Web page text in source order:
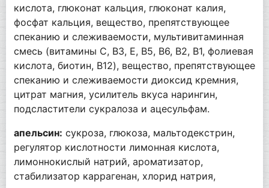
кислота, глюконат кальция, глюконат калия,
фосфат кальция, вещество, препятствующее
спеканию и слеживаемости, мультивитаминная
смесь (витамины C, B3, E, B5, B6, B2, B1, фолиевая
кислота, биотин, B12), вещество, препятствующее
спеканию и слеживаемости диоксид кремния,
цитрат магния, усилитель вкуса нарингин,
подсластители сукралоза и ацесульфам.
апельсин: сукроза, глюкоза, мальтодекстрин,
регулятор кислотности лимонная кислота,
лимоннокислый натрий, ароматизатор,
стабилизатор каррагенан, хлорид натрия,